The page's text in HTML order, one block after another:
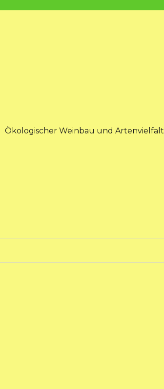
Ökologischer Weinbau und Artenvielfalt